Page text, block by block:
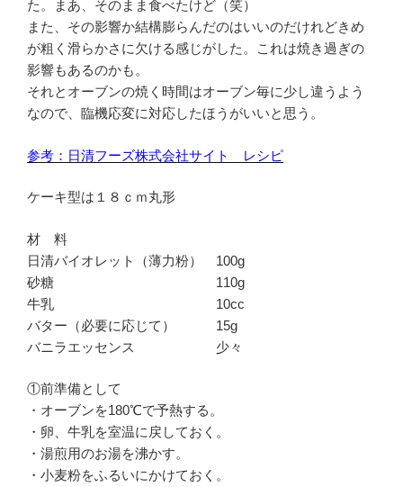
た。まあ、そのまま食べたけど（笑）
また、その影響か結構膨らんだのはいいのだけれどきめ
が粗く滑らかさに欠ける感じがした。これは焼き過ぎの
影響もあるのかも。
それとオーブンの焼く時間はオーブン毎に少し違うよう
なので、臨機応変に対応したほうがいいと思う。
参考：日清フーズ株式会社サイト レシピ
ケーキ型は１８ｃｍ丸形
材 料
日清バイオレット（薄力粉） 100g
砂糖 110g
牛乳 10cc
バター（必要に応じて） 15g
バニラエッセンス 少々
①前準備として
・オーブンを180℃で予熱する。
・卵、牛乳を室温に戻しておく。
・湯煎用のお湯を沸かす。
・小麦粉をふるいにかけておく。